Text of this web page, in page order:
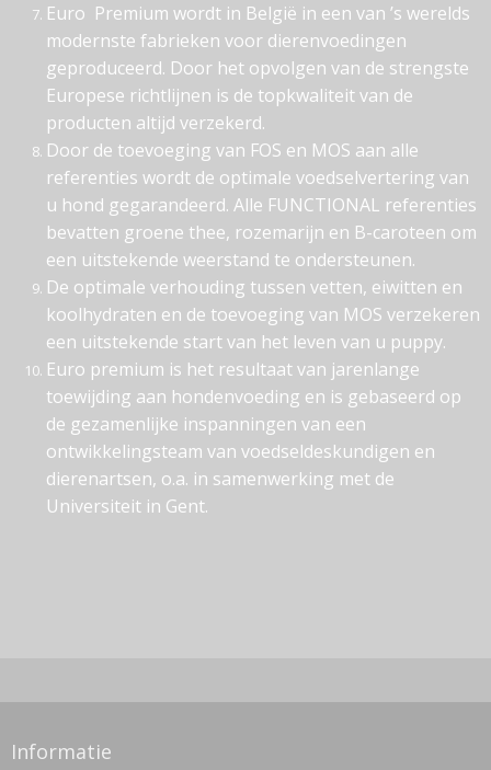
Euro Premium wordt in België in een van ’s werelds
modernste fabrieken voor dierenvoedingen
geproduceerd. Door het opvolgen van de strengste
Europese richtlijnen is de topkwaliteit van de
producten altijd verzekerd.
Door de toevoeging van FOS en MOS aan alle
referenties wordt de optimale voedselvertering van
u hond gegarandeerd. Alle FUNCTIONAL referenties
bevatten groene thee, rozemarijn en B-caroteen om
een uitstekende weerstand te ondersteunen.
De optimale verhouding tussen vetten, eiwitten en
koolhydraten en de toevoeging van MOS verzekeren
een uitstekende start van het leven van u puppy.
Euro premium is het resultaat van jarenlange
toewijding aan hondenvoeding en is gebaseerd op
de gezamenlijke inspanningen van een
ontwikkelingsteam van voedseldeskundigen en
dierenartsen, o.a. in samenwerking met de
Universiteit in Gent.
Informatie